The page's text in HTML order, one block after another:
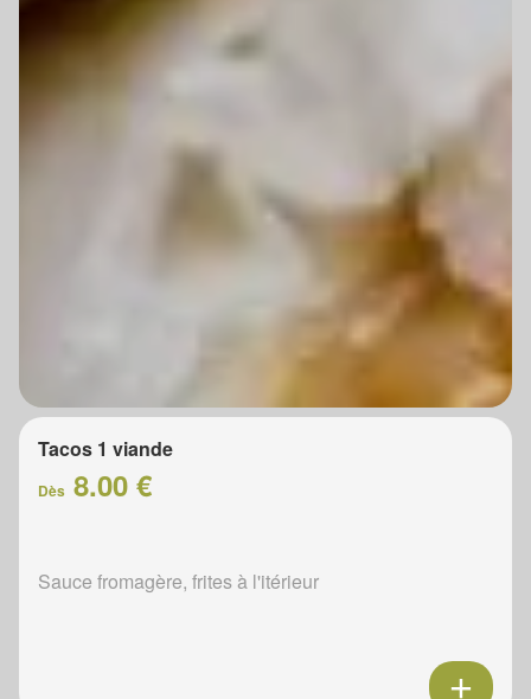
Tacos 1 viande
Dès 8.00 €
Sauce fromagère, frites à l'itérieur